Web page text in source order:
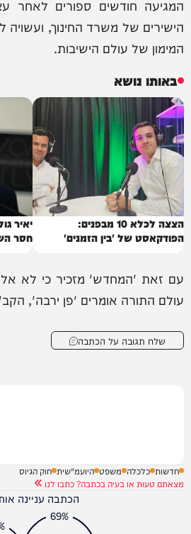
המגיעה חודשים ספורים לאחר
הישירים של משרד החינוך,
המימון של עולם הישיבות.
באותו נושא
הצצה לכלא 10 מבפנים:
הפודקאסט של 'בין הזמנים'
יאיר
חסר
עם זאת 'המחדש' מזכיר כי לא
עולם התורה אומרים 'פן ירבה',
שלח תגובה על הכתבה
חדשות כלכלה משפט היועמ"שית חוק הגיוס
מצאתם טעות או בעיה בכתבה? כתבו לנו
הכתבה עניינה
69%